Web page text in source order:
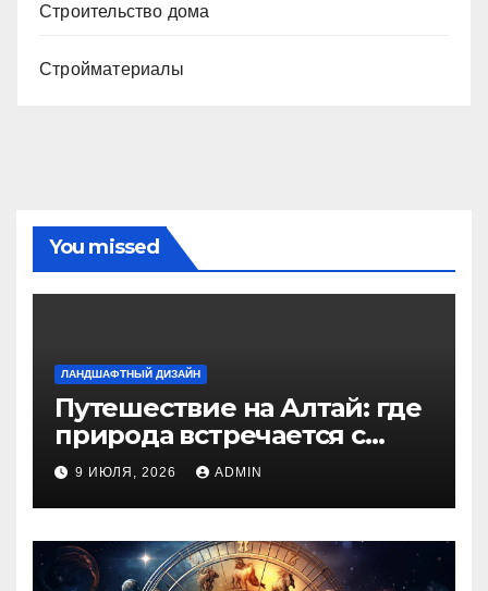
Строительство дома
Стройматериалы
You missed
ЛАНДШАФТНЫЙ ДИЗАЙН
Путешествие на Алтай: где
природа встречается с
духом приключений
9 ИЮЛЯ, 2026 ADMIN